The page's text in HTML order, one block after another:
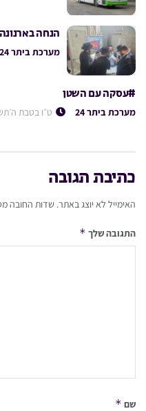
הנחה בארנונה
מערכת ביתר 24
#עסקה עם השטן
מערכת ביתר 24 ט״ו בטבת
כתיבת תגובה
האימייל לא יוצג באתר. שדות החובה
התגובה שלך *
שם *